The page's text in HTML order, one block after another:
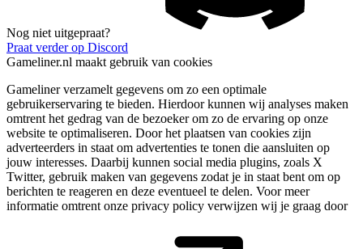
Nog niet uitgepraat?
Praat verder op Discord
Gameliner.nl maakt gebruik van cookies
Gameliner verzamelt gegevens om zo een optimale
gebruikerservaring te bieden. Hierdoor kunnen wij analyses maken
omtrent het gedrag van de bezoeker om zo de ervaring op onze
website te optimaliseren. Door het plaatsen van cookies zijn
adverteerders in staat om advertenties te tonen die aansluiten op
jouw interesses. Daarbij kunnen social media plugins, zoals X
Twitter, gebruik maken van gegevens zodat je in staat bent om op
berichten te reageren en deze eventueel te delen. Voor meer
informatie omtrent onze privacy policy verwijzen wij je graag door